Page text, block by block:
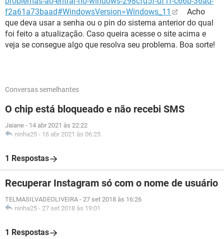
f2a61a73baad#WindowsVersion=Windows_11
Acho
que deva usar a senha ou o pin do sistema anterior do qual
foi feito a atualização. Caso queira acesse o site acima e
veja se consegue algo que resolva seu problema. Boa sorte!
Conversas semelhantes
O chip está bloqueado e não recebi SMS
Jaiane - 14 abr 2021 às 22:22
ninha25 - 16 abr 2021 às 06:25
1 Respostas
Recuperar Instagram só com o nome de usuário
TELMASILVADEOLIVEIRA - 27 set 2018 às 16:26
ninha25 - 27 set 2018 às 19:01
1 Respostas